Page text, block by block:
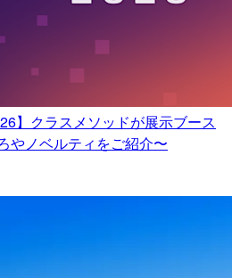
】クラスメソッドが展示ブース
やノベルティをご紹介〜